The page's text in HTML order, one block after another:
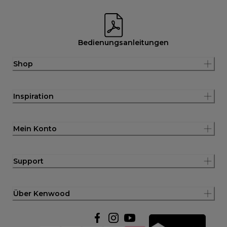
Bedienungsanleitungen
Shop
Inspiration
Mein Konto
Support
Über Kenwood